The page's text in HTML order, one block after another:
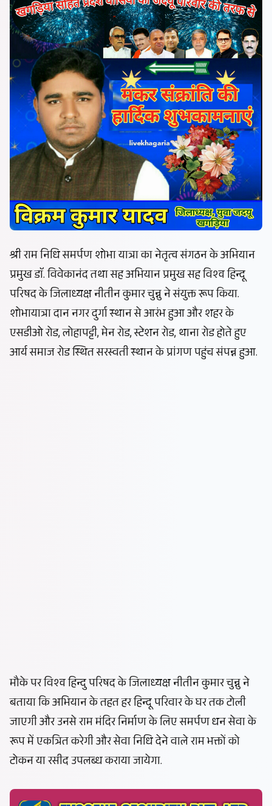
श्री राम निधि समर्पण शोभा यात्रा का नेतृत्व संगठन के अभियान
प्रमुख डाॅ. विवेकानंद तथा सह अभियान प्रमुख सह विश्व हिन्दू
परिषद के जिलाध्यक्ष नीतीन कुमार चुन्नु ने संयुक्त रूप किया.
शोभायात्रा दान नगर दुर्गा स्थान से आरंभ हुआ और शहर के
एसडीओ रोड, लोहापट्टी, मेन रोड, स्टेशन रोड, थाना रोड होते हुए
आर्य समाज रोड स्थित सरस्वती स्थान के प्रांगण पहुंच संपन्न हुआ.
मौके पर विश्व हिन्दु परिषद के जिलाध्यक्ष नीतीन कुमार चुन्नु ने
बताया कि अभियान के तहत हर हिन्दू परिवार के घर तक टोली
जाएगी और उनसे राम मंदिर निर्माण के लिए समर्पण धन सेवा के
रूप में एकत्रित करेगी और सेवा निधि देने वाले राम भक्तों को
टोकन या रसीद उपलब्ध कराया जायेगा.